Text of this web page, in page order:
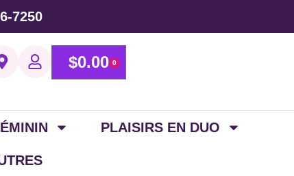
7250
$0.00 0
PLAISIRS EN DUO